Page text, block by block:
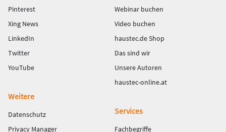
Pinterest
Xing News
LinkedIn
Twitter
YouTube
Webinar buchen
Video buchen
haustec.de Shop
Das sind wir
Unsere Autoren
haustec-online.at
Weitere
Datenschutz
Privacy Manager
Services
Fachbegriffe